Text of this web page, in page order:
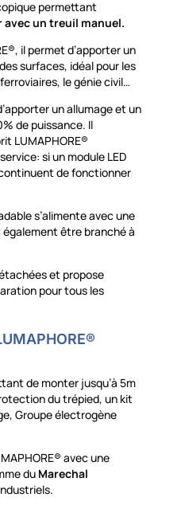
permettant
avec un treuil manuel.
il permet d’apporter un
surfaces, idéal pour les
le génie civil…
un allumage et un
de puissance. Il
LUMAPHORE®
si un module LED
de fonctionner
s’alimente avec une
être branché à
et propose
pour tous les
de monter jusqu’à 5m
du trépied, un kit
Groupe électrogène
avec une
du Marechal